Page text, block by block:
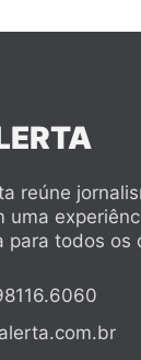
reúne
uma
para todos os